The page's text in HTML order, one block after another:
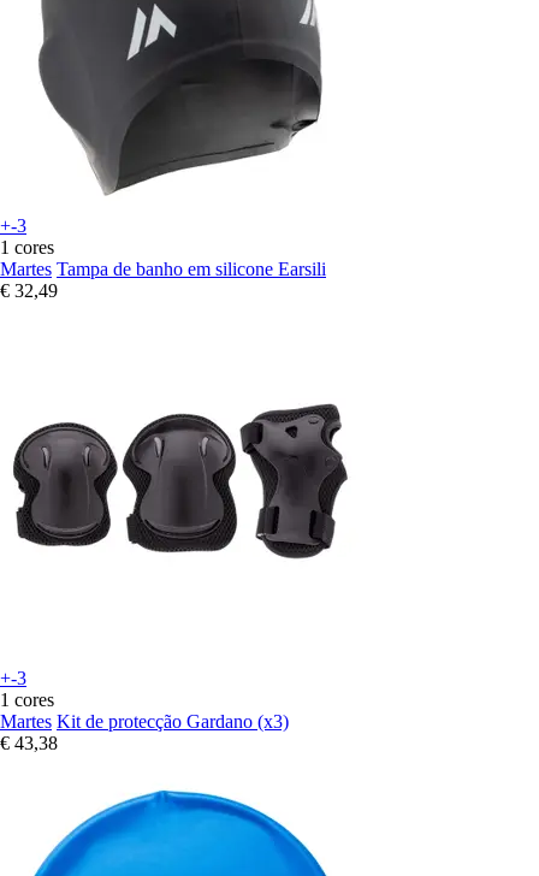
+-3
1 cores
Martes Tampa de banho em silicone Earsili
€ 32,49
+-3
1 cores
Martes Kit de protecção Gardano (x3)
€ 43,38